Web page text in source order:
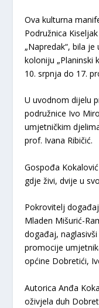
Ova kulturna
Podružnica
„Napredak“, bila
koloniju „Planinski
10. srpnja do 17.
U uvodnom dijelu
podružnice Ivo
umjetničkim
prof. Ivana Ribičić.
Gospođa
gdje živi, dvije u
Pokrovitelj
Mladen Mišurić-
događaj,
promocije
općine Dobretići,
Autorica Anđa
oživjela duh